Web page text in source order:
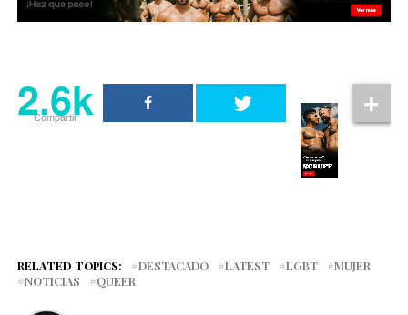
2.6k
Compartir
RELATED TOPICS: DESTACADO LATEST LGBT
MUJER
NOTICIAS
QUEER